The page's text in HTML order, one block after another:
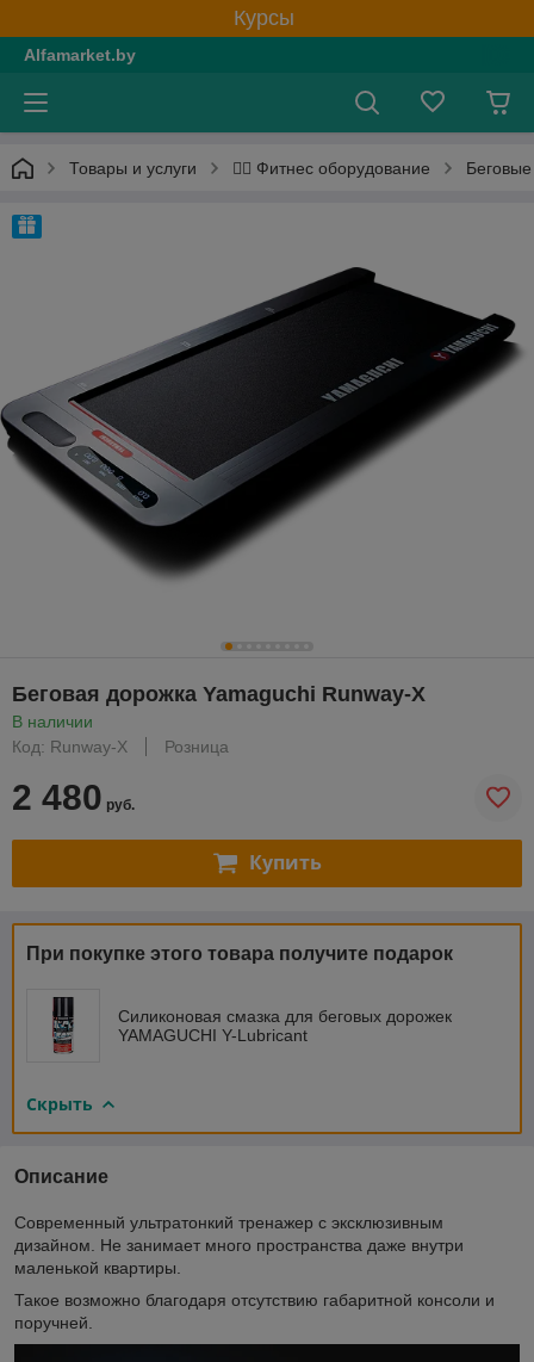
Курсы
Alfamarket.by
Товары и услуги 🏋️‍♂️ Фитнес оборудование
Беговая дорожка Yamaguchi Runway-X
В наличии
Код: Runway-X
Розница
2 480 руб.
Купить
При покупке этого товара получите подарок
Силиконовая смазка для беговых дорожек
YAMAGUCHI Y-Lubricant
Скрыть
Описание
Современный ультратонкий тренажер с эксклюзивным
дизайном. Не занимает много пространства даже внутри
маленькой квартиры.
Такое возможно благодаря отсутствию габаритной консоли и
поручней.